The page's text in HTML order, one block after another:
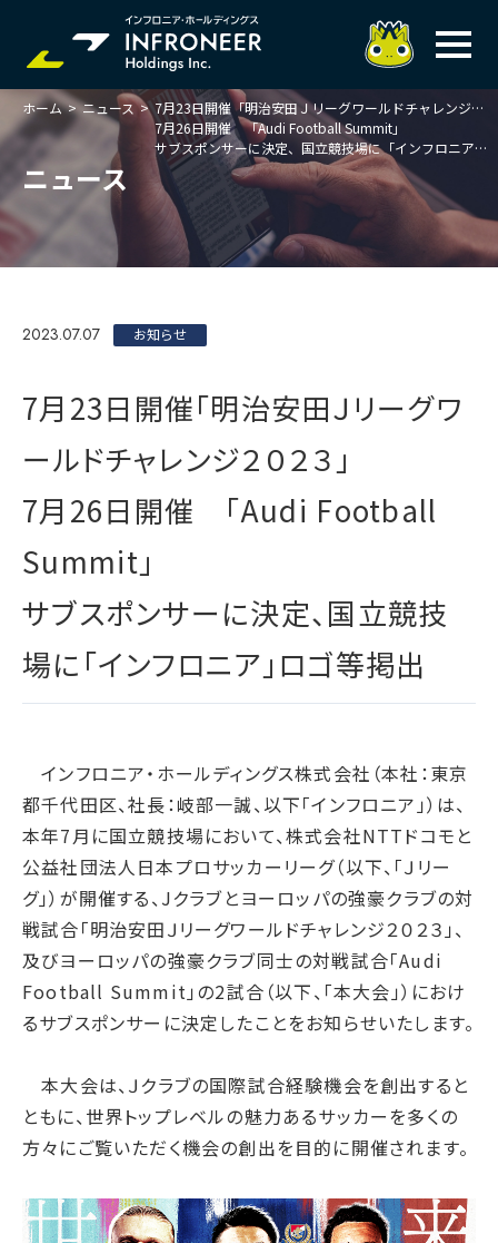
企業情報
トップメッセージ
岐べログ
事業紹介
Infroneer AtoZ
ITSUTSU-BOSHI（グループ報）
B.LEAGUE応援サイト
キャレたんと探究学習
IR情報
株主・投資家の皆様へ
業績ハイライト
決算説明会資料
IRニュースライブラリー
個人投資家の皆様へ
株主還元・配当性向
統合報告書
IRカレンダー
IR資料室
株主・株式情報
サステナビリティ
トップメッセージ
価値創造プロセス
事業セグメント紹介
ビジネスモデルと 競争優位性
イニシアチブへの賛同・
加盟/評価・認定
環境
環境マネジメント
気候変動
循環経済
自然再興
生物多様性タイムライン
水の安全保障
環境データ
社会
人権尊重
サプライチェーン・マネジメント
人財戦略
健康・安全
社会データ
ガバナンス
コーポレートガバナンス
コンプライアンスホットライン
各種ポリシー
腐敗防止ポリシー
サイトポリシー
プライバシーポリシー
SNSポリシー
JP / EN
用語集
ホーム > ニュース >
7月23日開催「明治安田Ｊリーグワールドチャレンジ２０２３」
7月26日開催 「Audi Football Summit」
サブスポンサーに決定、国立競技場に「インフロニア」ロゴ等掲出
ニュース
2023.07.07 お知らせ
7月23日開催「明治安田Ｊリーグワ
ールドチャレンジ２０２３」
7月26日開催 「Audi Football
Summit」
サブスポンサーに決定、国立競技
場に「インフロニア」ロゴ等掲出
インフロニア・ホールディングス株式会社（本社：東京
都千代田区、社長：岐部一誠、以下「インフロニア」）は、
本年7月に国立競技場において、株式会社NTTドコモと
公益社団法人日本プロサッカーリーグ（以下、「Ｊリー
グ」）が開催する、Jクラブとヨーロッパの強豪クラブの対
戦試合「明治安田Ｊリーグワールドチャレンジ２０２３」、
及びヨーロッパの強豪クラブ同士の対戦試合「Audi
Football Summit」の2試合（以下、「本大会」）におけ
るサブスポンサーに決定したことをお知らせいたします。
本大会は、Ｊクラブの国際試合経験機会を創出すると
ともに、世界トップレベルの魅力あるサッカーを多くの
方々にご覧いただく機会の創出を目的に開催されます。